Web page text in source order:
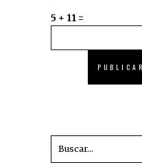
5 + 11 =